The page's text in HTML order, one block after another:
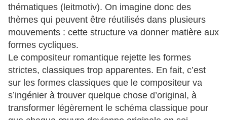
thématiques (leitmotiv). On imagine donc des
thèmes qui peuvent être réutilisés dans plusieurs
mouvements : cette structure va donner matière aux
formes cycliques.
Le compositeur romantique rejette les formes
strictes, classiques trop apparentes. En fait, c’est
sur les formes classiques que le compositeur va
s’ingénier à trouver quelque chose d’original, à
transformer légèrement le schéma classique pour